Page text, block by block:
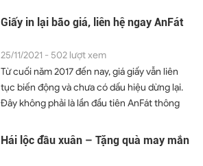
NHÂN CỦA MÌNH. CÁM ƠN QUÝ KHÁCH
quả bóng tròn một Mini Game dự đoán kết
khăn, cuối cùng VTV đã mang bản quyền
World Cup 2018 về đến Việt Nam. Để nhân
đôi niềm vui ấy, văn phòng phẩm AnFát xin
gửi đến những người hâm mộ quả bóng tròn
Giấy in lại bão giá, liên hệ ngay AnFát
25/11/2021 - 502 lượt xem
Từ cuối năm 2017 đến nay, giá giấy vẫn liên
tục biến động và chưa có dấu hiệu dừng lại.
Đây không phải là lần đầu tiên AnFát thông
Dù đã rất nỗ lực trong việc hỗ trợ giá giấy in,
Hái lộc đầu xuân – Tặng quà may mắn